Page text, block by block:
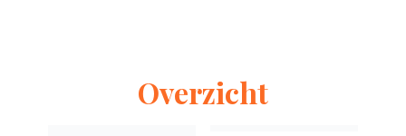
Overzicht